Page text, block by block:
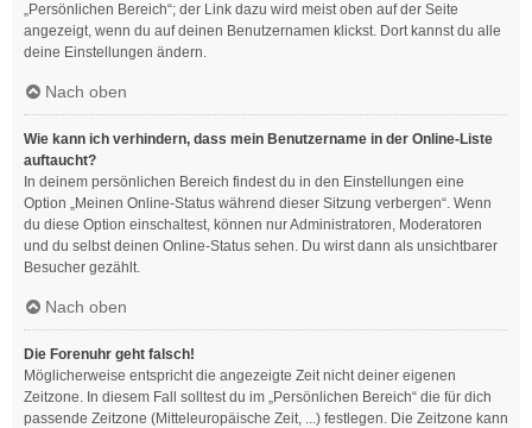
„Persönlichen Bereich“; der Link dazu wird meist oben auf der Seite
angezeigt, wenn du auf deinen Benutzernamen klickst. Dort kannst du alle
deine Einstellungen ändern.
Nach oben
Wie kann ich verhindern, dass mein Benutzername in der Online-Liste
auftaucht?
In deinem persönlichen Bereich findest du in den Einstellungen eine
Option „Meinen Online-Status während dieser Sitzung verbergen“. Wenn
du diese Option einschaltest, können nur Administratoren, Moderatoren
und du selbst deinen Online-Status sehen. Du wirst dann als unsichtbarer
Besucher gezählt.
Nach oben
Die Forenuhr geht falsch!
Möglicherweise entspricht die angezeigte Zeit nicht deiner eigenen
Zeitzone. In diesem Fall solltest du im „Persönlichen Bereich“ die für dich
passende Zeitzone (Mitteleuropäische Zeit, ...) festlegen. Die Zeitzone kann